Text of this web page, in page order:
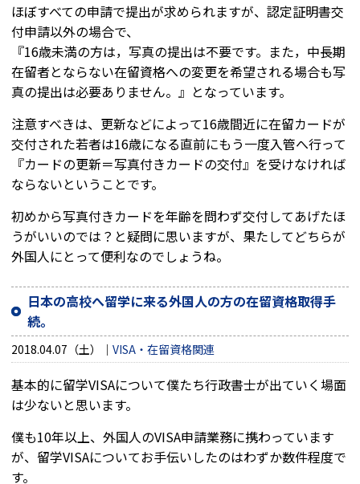
ほぼすべての申請で提出が求められますが、認定証明書交
付申請以外の場合で、
『16歳未満の方は，写真の提出は不要です。また，中長期
在留者とならない在留資格への変更を希望される場合も写
真の提出は必要ありません。』となっています。
注意すべきは、更新などによって16歳間近に在留カードが
交付された若者は16歳になる直前にもう一度入管へ行って
『カードの更新＝写真付きカードの交付』を受けなければ
ならないということです。
初めから写真付きカードを年齢を問わず交付してあげたほ
うがいいのでは？と疑問に思いますが、果たしてどちらが
外国人にとって便利なのでしょうね。
日本の高校へ留学に来る外国人の方の在留資格取得手
続。
2018.04.07（土） VISA・在留資格関連
基本的に留学VISAについて僕たち行政書士が出ていく場面
は少ないと思います。
僕も10年以上、外国人のVISA申請業務に携わっています
が、留学VISAについてお手伝いしたのはわずか数件程度で
す。